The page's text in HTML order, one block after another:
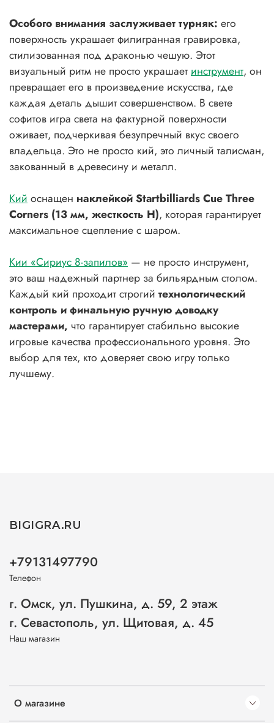
Особого внимания заслуживает турняк: его
поверхность украшает филигранная гравировка,
стилизованная под драконью чешую. Этот
визуальный ритм не просто украшает инструмент, он
превращает его в произведение искусства, где
каждая деталь дышит совершенством. В свете
софитов игра света на фактурной поверхности
оживает, подчеркивая безупречный вкус своего
владельца. Это не просто кий, это личный талисман,
закованный в древесину и металл.
Кий оснащен наклейкой Startbilliards Cue Three
Corners (13 мм, жесткость H), которая гарантирует
максимальное сцепление с шаром.
Кии «Сириус 8-запилов» — не просто инструмент,
это ваш надежный партнер за бильярдным столом.
Каждый кий проходит строгий технологический
контроль ифинальную ручную доводку
мастерами, что гарантирует стабильно высокие
игровые качества профессионального уровня. Это
выбор для тех, кто доверяет свою игру только
лучшему.
О магазине
BIGIGRA.RU
+79131497790
Телефон
г. Омск, ул. Пушкина, д. 59, 2 этаж
г. Севастополь, ул. Щитовая, д. 45
Наш магазин